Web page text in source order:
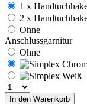
1 x
2 x
Ohne
Anschlussgarnitur
Ohne
In den Warenkorb